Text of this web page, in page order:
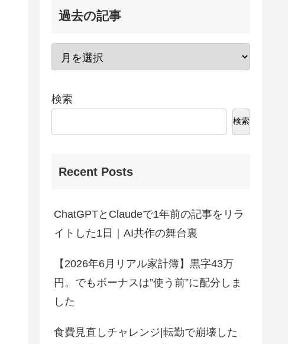
過去の記事
検索
検索
Recent Posts
ChatGPTとClaudeで1年前の記事をリラ
イトした1日｜AI共作の舞台裏
【2026年6月リアル家計簿】黒字43万
円。でもボーナスは”使う前”に配分しま
した
食費見直しチャレンジ|転勤で崩壊した